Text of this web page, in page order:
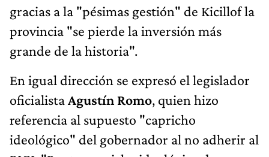
gracias a la "pésimas gestión" de Kicillof la
provincia "se pierde la inversión más
grande de la historia".
En igual dirección se expresó el legislador
oficialistaAgustín Romo, quien hizo
referencia al supuesto "capricho
ideológico" del gobernador al no adherir al